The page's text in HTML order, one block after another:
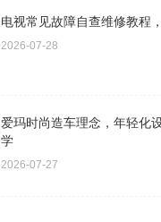
电视常见故障自查维修教程
2026-07-28
爱玛时尚造车理念，年轻化
学
2026-07-27